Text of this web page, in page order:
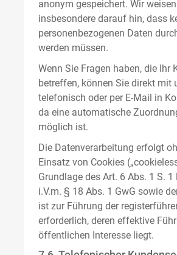
anonym gespeichert. Wir weisen
insbesondere darauf hin, dass
personenbezogenen Daten
werden müssen.
Wenn Sie Fragen haben, die Ihr
betreffen, können Sie direkt mit
telefonisch oder per E-Mail in
da eine automatische
möglich ist.
Die Datenverarbeitung erfolgt
Einsatz von Cookies
Grundlage des Art. 6 Abs. 1 S. 1
i.V.m. § 18 Abs. 1 GwG sowie
ist zur Führung der
erforderlich, deren effektive
öffentlichen Interesse liegt.